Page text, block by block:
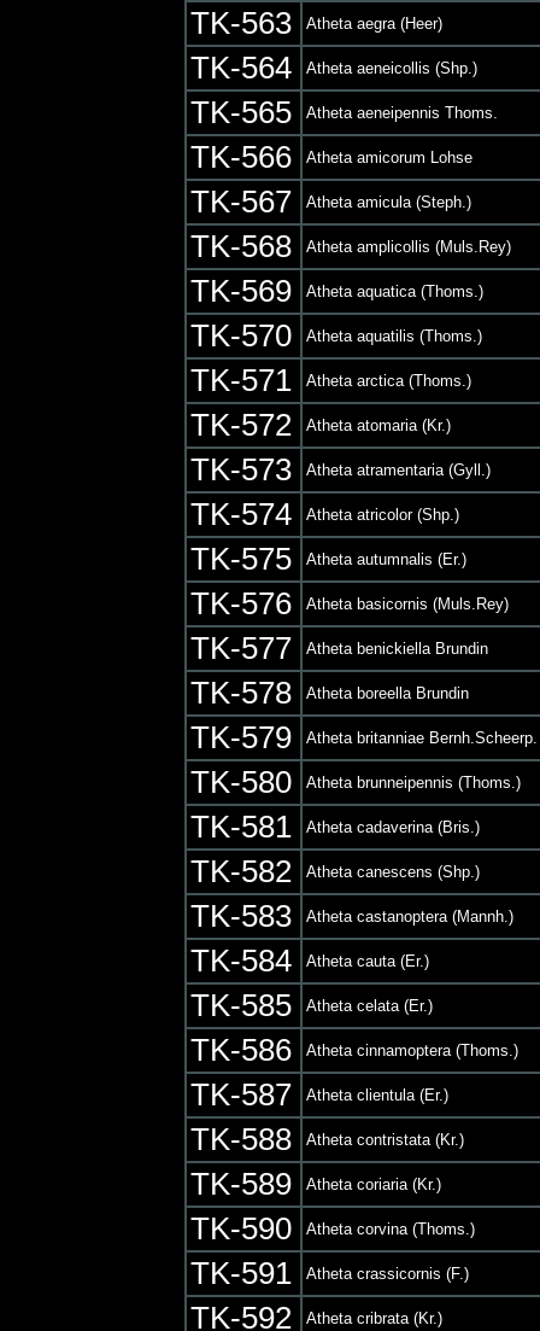
TK-563 Atheta aegra (Heer)
TK-564 Atheta aeneicollis (Shp.)
TK-565 Atheta aeneipennis Thoms.
TK-566 Atheta amicorum Lohse
TK-567 Atheta amicula (Steph.)
TK-568 Atheta amplicollis (Muls.Rey)
TK-569 Atheta aquatica (Thoms.)
TK-570 Atheta aquatilis (Thoms.)
TK-571 Atheta arctica (Thoms.)
TK-572 Atheta atomaria (Kr.)
TK-573 Atheta atramentaria (Gyll.)
TK-574 Atheta atricolor (Shp.)
TK-575 Atheta autumnalis (Er.)
TK-576 Atheta basicornis (Muls.Rey)
TK-577 Atheta benickiella Brundin
TK-578 Atheta boreella Brundin
TK-579 Atheta britanniae Bernh.Scheerp.
TK-580 Atheta brunneipennis (Thoms.)
TK-581 Atheta cadaverina (Bris.)
TK-582 Atheta canescens (Shp.)
TK-583 Atheta castanoptera (Mannh.)
TK-584 Atheta cauta (Er.)
TK-585 Atheta celata (Er.)
TK-586 Atheta cinnamoptera (Thoms.)
TK-587 Atheta clientula (Er.)
TK-588 Atheta contristata (Kr.)
TK-589 Atheta coriaria (Kr.)
TK-590 Atheta corvina (Thoms.)
TK-591 Atheta crassicornis (F.)
TK-592 Atheta cribrata (Kr.)